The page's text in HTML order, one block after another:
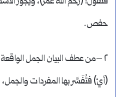
حفص.
٢ –من عطف البيان الجمل
(أيْ) فتُفَسَّر بها المفردات والجمل،